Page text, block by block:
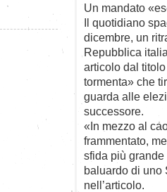
Un mandato
Il quotidiano
dicembre, un
Repubblica
articolo dal
tormenta» che
guarda alle
successore.
«In mezzo al
frammentato,
sfida più
baluardo di uno
nell’articolo.